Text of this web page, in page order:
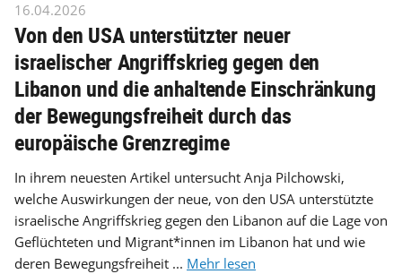
16.04.2026
Von den USA unterstützter neuer
israelischer Angriffskrieg gegen den
Libanon und die anhaltende Einschränkung
der Bewegungsfreiheit durch das
europäische Grenzregime
In ihrem neuesten Artikel untersucht Anja Pilchowski,
welche Auswirkungen der neue, von den USA unterstützte
israelische Angriffskrieg gegen den Libanon auf die Lage von
Geflüchteten und Migrant*innen im Libanon hat und wie
deren Bewegungsfreiheit ... Mehr lesen